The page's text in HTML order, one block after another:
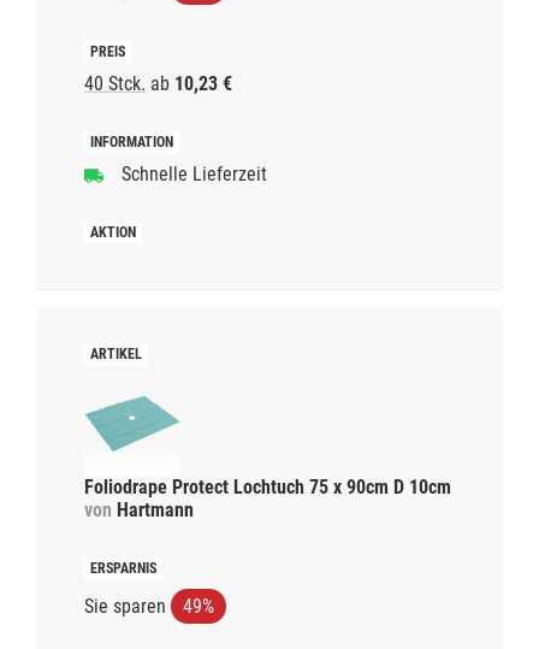
40 Stck. ab 10,23 €
Schnelle Lieferzeit
Foliodrape Protect Lochtuch 75 x 90cm D 10cm
von Hartmann
Sie sparen 49%